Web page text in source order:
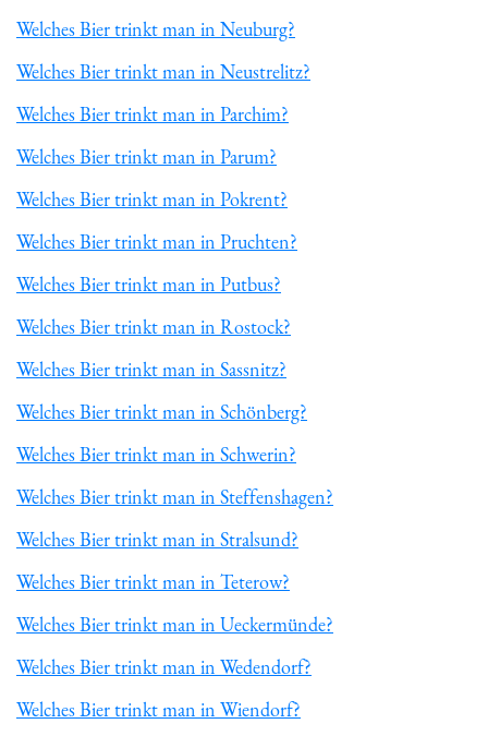
Welches Bier trinkt man in Neuburg?
Welches Bier trinkt man in Neustrelitz?
Welches Bier trinkt man in Parchim?
Welches Bier trinkt man in Parum?
Welches Bier trinkt man in Pokrent?
Welches Bier trinkt man in Pruchten?
Welches Bier trinkt man in Putbus?
Welches Bier trinkt man in Rostock?
Welches Bier trinkt man in Sassnitz?
Welches Bier trinkt man in Schönberg?
Welches Bier trinkt man in Schwerin?
Welches Bier trinkt man in Steffenshagen?
Welches Bier trinkt man in Stralsund?
Welches Bier trinkt man in Teterow?
Welches Bier trinkt man in Ueckermünde?
Welches Bier trinkt man in Wedendorf?
Welches Bier trinkt man in Wiendorf?